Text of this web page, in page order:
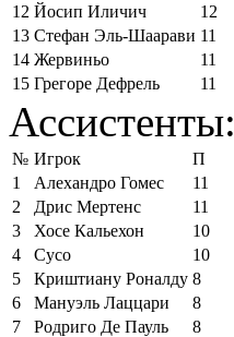
12 Йосип Иличич
12
13 Стефан Эль-Шаарави 11
14 Жервиньо
11
15 Грегоре Дефрель 11
Ассистенты:
№ Игрок
П
1
Алехандро Гомес
11
2
Дрис Мертенс
11
3
Хосе Кальехон
10
4
Сусо
10
5
Криштиану Роналду 8
6
Мануэль Лаццари
8
7
Родриго Де Пауль
8